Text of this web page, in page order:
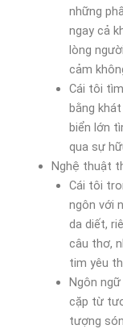
những
ngay cả
lòng
cảm
Cái tôi
bằng
biển lớn
qua sự
Nghệ thuật
Cái tôi
ngôn với
da diết,
câu thơ,
tim yêu
Ngôn
cặp từ
tượng